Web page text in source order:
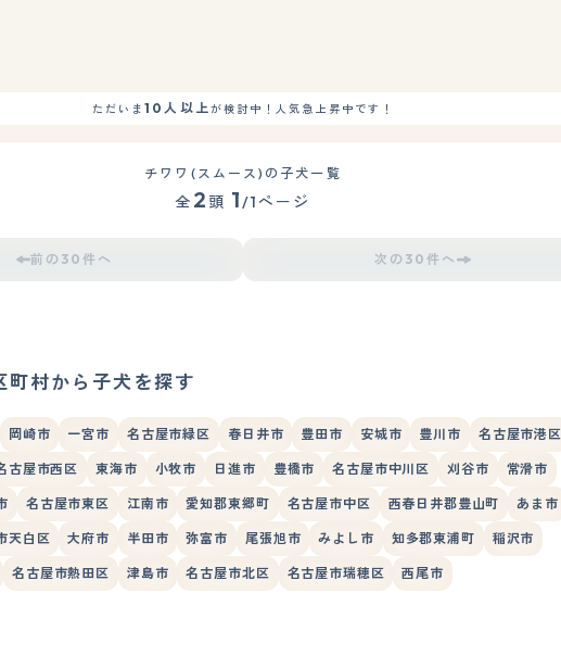
ただいま10人以上が検討中！人気急上昇中です！
チワワ(スムース)の子犬一覧
全 2 頭 1/1ページ
前の30件へ 次の30件へ
町村から子犬を探す
岡崎市 一宮市 名古屋市緑区 春日井市 豊田市 安城市 豊川市 名古屋市港区
古屋市西区 東海市 小牧市 日進市 豊橋市 名古屋市中川区 刈谷市 常滑市
名古屋市東区 江南市 愛知郡東郷町 名古屋市中区 西春日井郡豊山町 あま市
天白区 大府市 半田市 弥富市 尾張旭市 みよし市 知多郡東浦町 稲沢市
名古屋市熱田区 津島市 名古屋市北区 名古屋市瑞穂区 西尾市